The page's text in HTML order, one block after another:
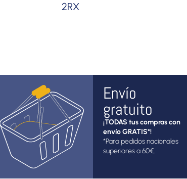
2RX
Envío
gratuito
¡TODAS tus compras con
envío GRATIS*!
*Para pedidos nacionales
superiores a 60€.